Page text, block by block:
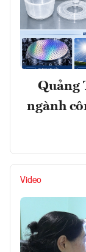
Quảng
ngành
Video